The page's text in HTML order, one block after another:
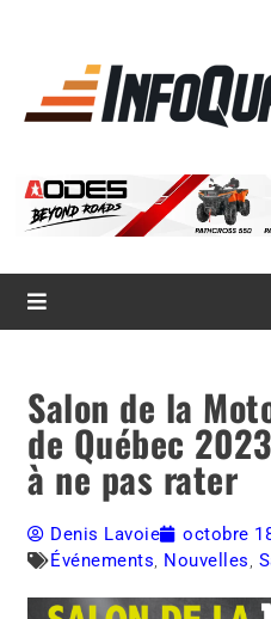
Magazine
Salon de la
de Québec
à ne pas rater
Denis Lavoie octobre
Événements, Nouvelles,